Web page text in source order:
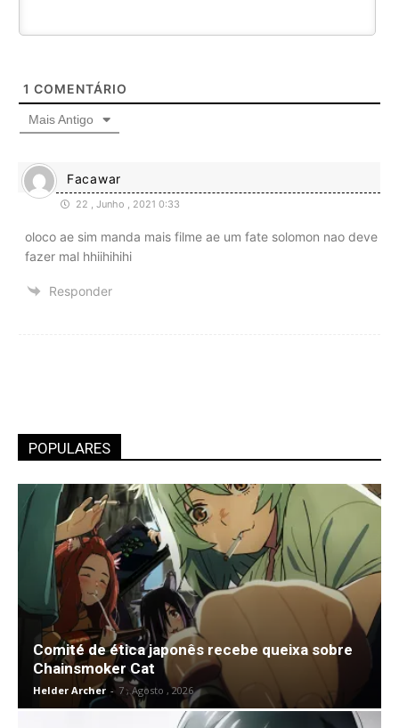
1 COMENTÁRIO
Mais Antigo
Facawar
22 , Junho , 2021 0:33
oloco ae sim manda mais filme ae um fate solomon nao deve
fazer mal hhiihihihi
Responder
POPULARES
Comité de ética japonês recebe queixa sobre
Chainsmoker Cat
Helder Archer - 7 , Agosto , 2026